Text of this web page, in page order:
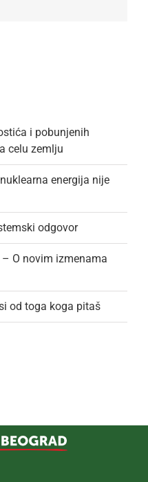
i pobunjenih
celu zemlju
energija nije
odgovor
O novim izmenama
od toga koga pitaš